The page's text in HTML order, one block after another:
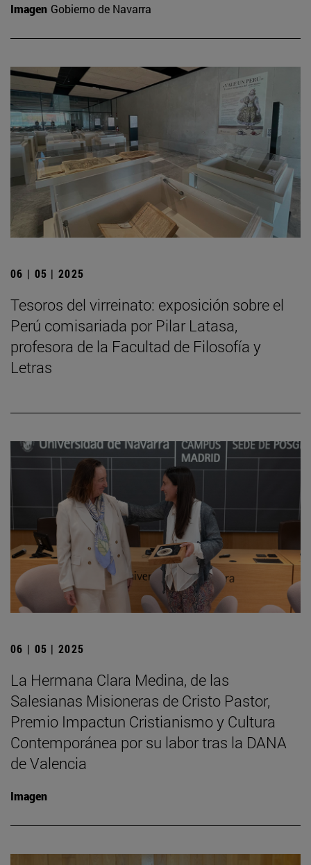
Imagen Gobierno de Navarra
06 | 05 | 2025
Tesoros del virreinato: exposición sobre el
Perú comisariada por Pilar Latasa,
profesora de la Facultad de Filosofía y
Letras
06 | 05 | 2025
La Hermana Clara Medina, de las
Salesianas Misioneras de Cristo Pastor,
Premio Impactun Cristianismo y Cultura
Contemporánea por su labor tras la DANA
de Valencia
Imagen